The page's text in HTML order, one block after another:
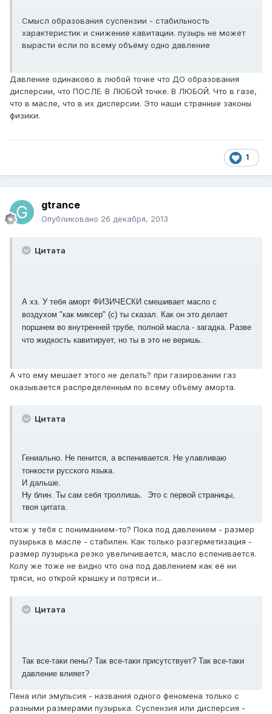
Смысл образования суспензии - стабильность
характеристик и снижение кавитации. пузырь не может
вырасти если по всему объёму одно давление
Давление одинаково в любой точке что ДО образования
дисперсии, что ПОСЛЕ. В ЛЮБОЙ точке. В ЛЮБОЙ. Что в газе,
что в масле, что в их дисперсии. Это наши странные законы
физики.
1
gtrance
Опубликовано 26 декабря, 2013
Цитата
А хз. У тебя аморт ФИЗИЧЕСКИ смешивает масло с
воздухом "как миксер" (с) ты сказал. Как он это делает
поршнем во внутренней трубе, полной масла - загадка. Разве
что жидкость кавитирует, но ты в это не веришь.
А что ему мешает этого не делать? при газировании газ
оказывается распределенным по всему объёму аморта.
Цитата
Гениально. Не пенится, а вспенивается. Не улавливаю
тонкости русского языка.
И дальше.
Ну блин. Ты сам себя троллишь. Это с первой страницы,
твоя цитата.
чтож у тебя с пониманием-то? Пока под давлением - размер
пузырька в масле - стабилен. Как только разгерметизация -
размер пузырька резко увеличивается, масло вспенивается.
Колу же тоже не видно что она под давлением как её ни
тряси, но открой крышку и потряси и...
Цитата
Так все-таки пены? Так все-таки присутствует? Так все-таки
давление влияет?
Пена или эмульсия - названия одного феномена только с
разными размерами пузырька. Суспензия или дисперсия -